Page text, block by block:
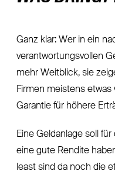
Ganz klar: Wer in ein
verantwortungsvollen
mehr Weitblick, sie
Firmen meistens
Garantie für höhere
Eine Geldanlage soll
eine gute Rendite
least sind da noch die